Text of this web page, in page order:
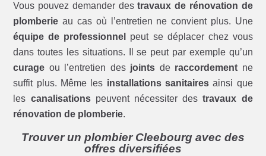
Vous pouvez demander destravaux de rénovation de
plomberie au cas où l’entretien ne convient plus. Une
équipe de professionnel
peut se déplacer chez vous
dans toutes les situations. Il se peut par exemple qu’un
curage ou l’entretien des joints de raccordement ne
suffit plus. Même les installations sanitairesainsi que
les canalisationspeuvent nécessiter destravaux de
rénovation de plomberie.
Trouver un plombier Cleebourg avec des
offres diversifiées